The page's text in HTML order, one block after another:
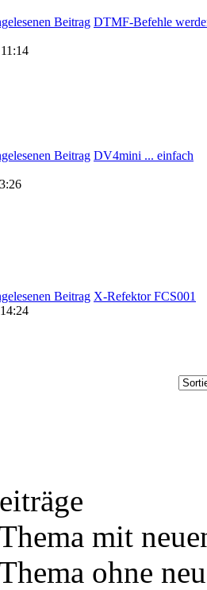
DTMF-Befehle
DV4mini ... einfach
X-Refektor FCS001
mit
ohne